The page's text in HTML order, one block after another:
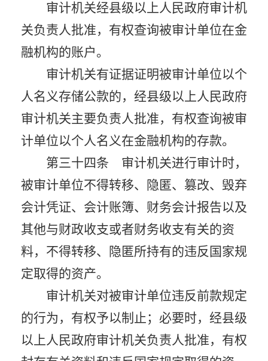
审计机关经县级以上人民政府审计机
关负责人批准，有权查询被审计单位在金
融机构的账户。
审计机关有证据证明被审计单位以个
人名义存储公款的，经县级以上人民政府
审计机关主要负责人批准，有权查询被审
计单位以个人名义在金融机构的存款。
第三十四条 审计机关进行审计时，
被审计单位不得转移、隐匿、篡改、毁弃
会计凭证、会计账簿、财务会计报告以及
其他与财政收支或者财务收支有关的资
料，不得转移、隐匿所持有的违反国家规
定取得的资产。
审计机关对被审计单位违反前款规定
的行为，有权予以制止；必要时，经县级
以上人民政府审计机关负责人批准，有权